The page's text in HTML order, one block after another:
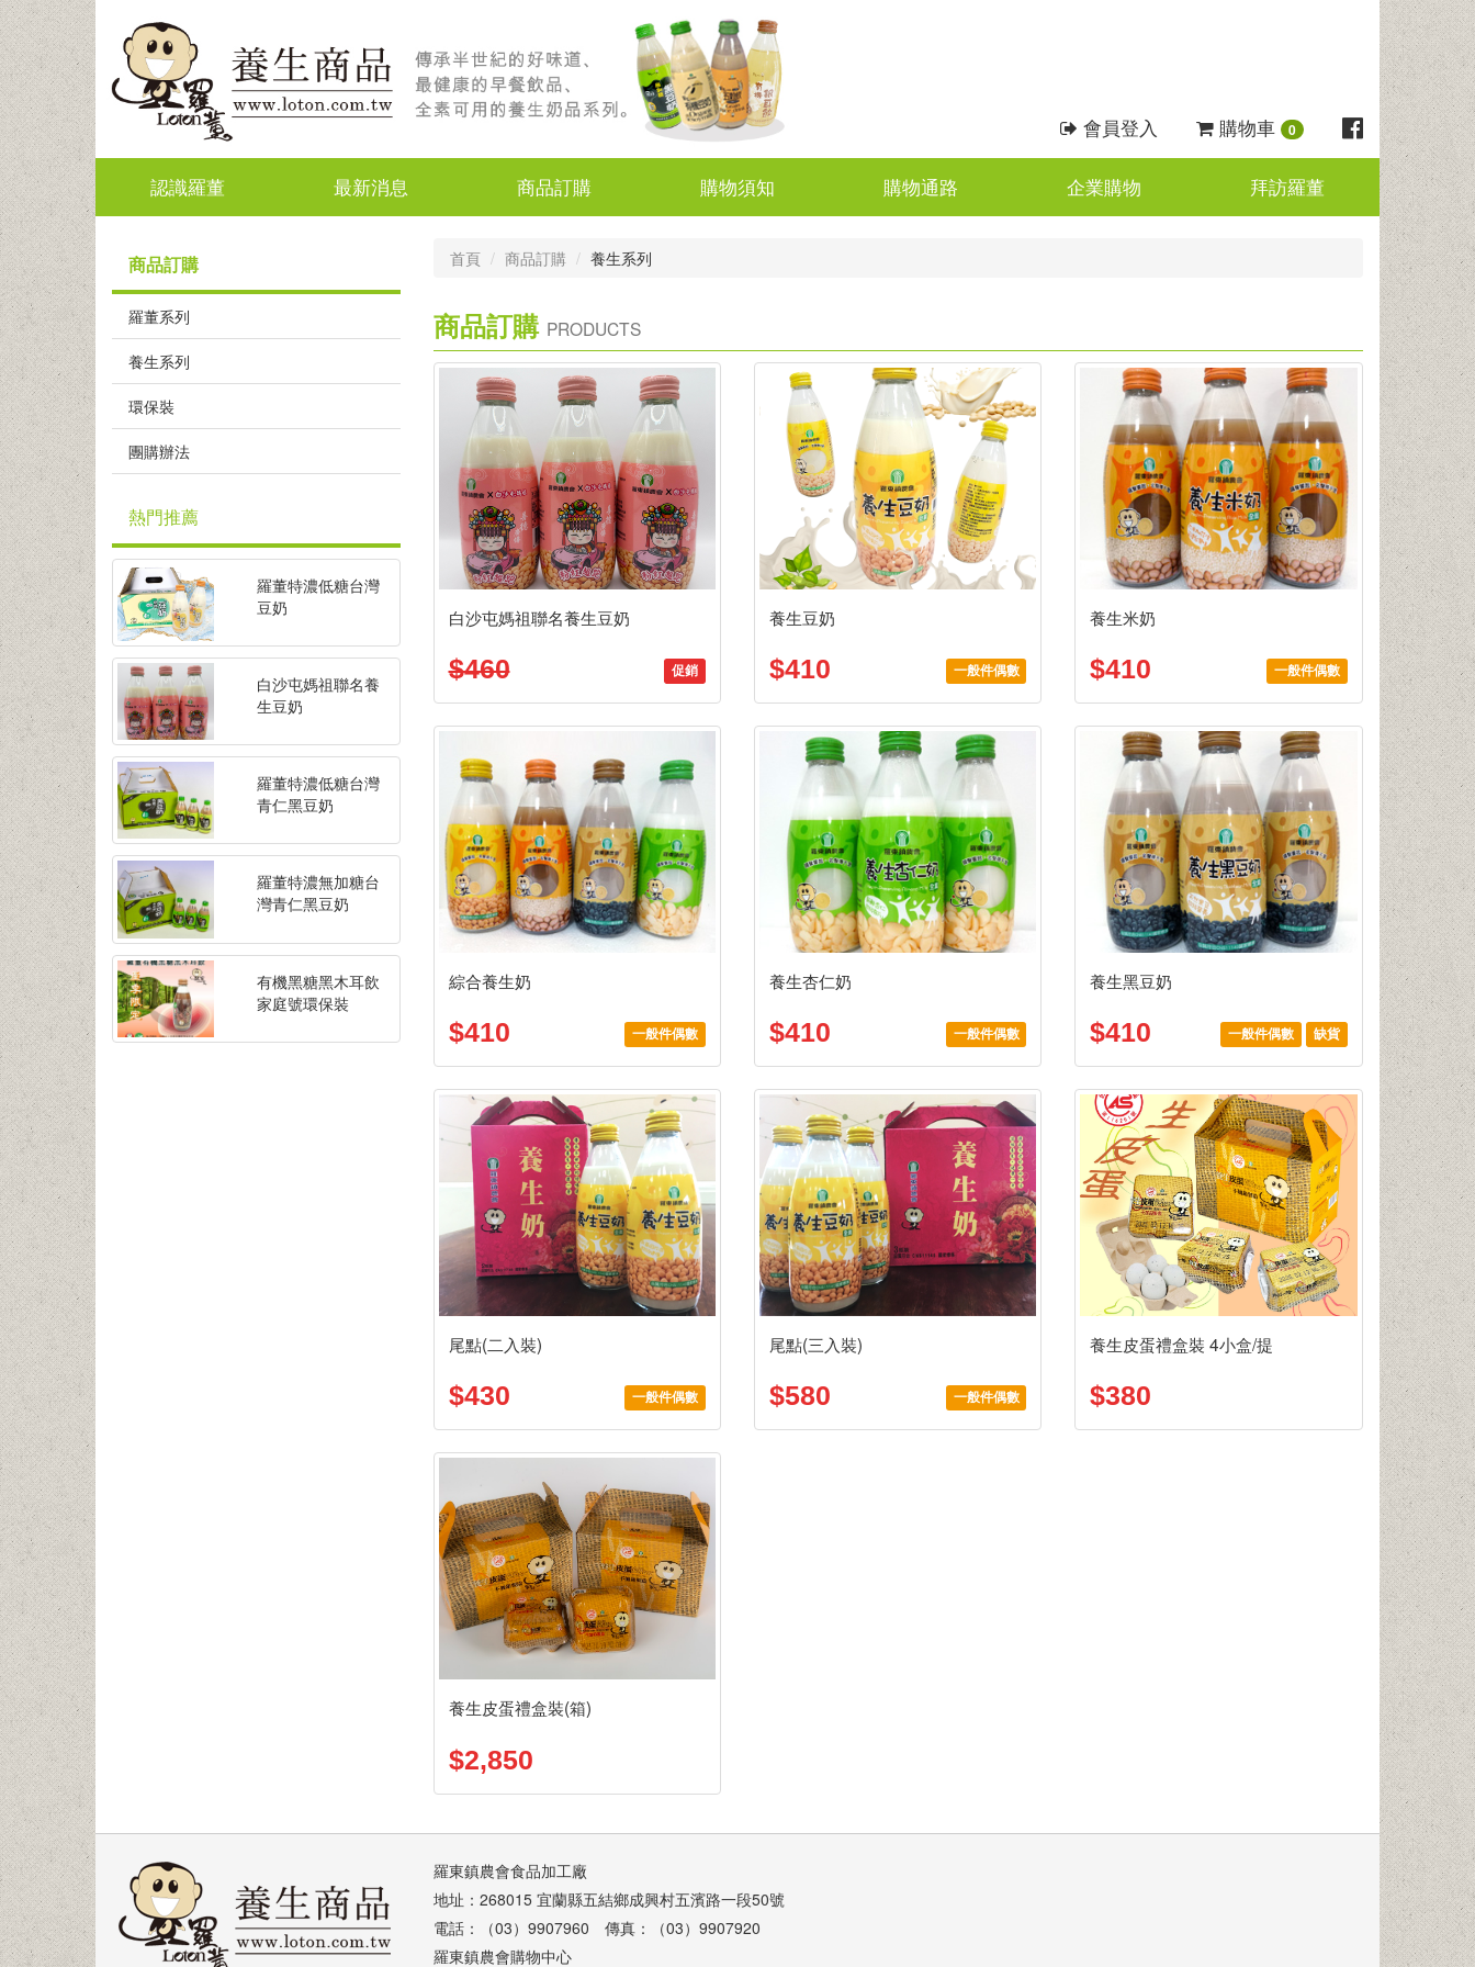
會員登入 購物車 0
認識羅董 最新消息 商品訂購 購物須知 購物通路 企業購物 拜訪羅董
商品訂購
羅董系列
養生系列
環保裝
團購辦法
熱門推薦
羅董特濃低糖台灣
豆奶
白沙屯媽祖聯名養
生豆奶
羅董特濃低糖台灣
青仁黑豆奶
羅董特濃無加糖台
灣青仁黑豆奶
有機黑糖黑木耳飲
家庭號環保裝
首頁 商品訂購 養生系列
商品訂購 PRODUCTS
白沙屯媽祖聯名養生豆奶
$460 促銷
養生豆奶
$410 一般件偶數
養生米奶
$410 一般件偶數
綜合養生奶
$410 一般件偶數
養生杏仁奶
$410 一般件偶數
養生黑豆奶
$410 一般件偶數 缺貨
尾點(二入裝)
$430 一般件偶數
尾點(三入裝)
$580 一般件偶數
養生皮蛋禮盒裝 4小盒/提
$380
養生皮蛋禮盒裝(箱)
$2,850
羅東鎮農會食品加工廠
地址：268015 宜蘭縣五結鄉成興村五濱路一段50號
電話：（03）9907960 傳真：（03）9907920
羅東鎮農會購物中心